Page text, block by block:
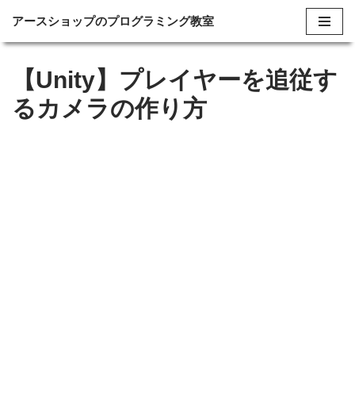
コ
ン
アースショップのプログラミング教室
【Unity】プレイヤーを追従す
るカメラの作り方